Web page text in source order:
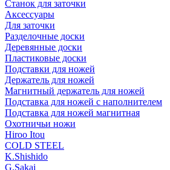
Станок для заточки
Аксессуары
Для заточки
Разделочные доски
Деревянные доски
Пластиковые доски
Подставки для ножей
Держатель для ножей
Магнитный держатель для ножей
Подставка для ножей с наполнителем
Подставка для ножей магнитная
Охотничьи ножи
Hiroo Itou
COLD STEEL
K.Shishido
G.Sakai